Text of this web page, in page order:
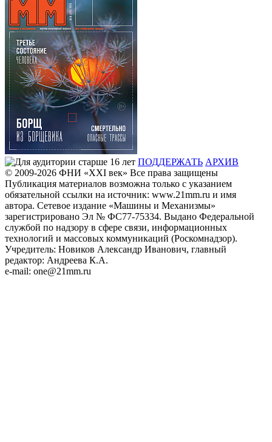
ПОДДЕРЖАТЬ АРХИВ
© 2009-2026 ФHИ «XXI век» Все права защищены
Публикация материалов возможна только с указанием
обязательной ссылки на источник: www.21mm.ru и имя
автора. Сетевое издание «Машины и Механизмы»
зарегистрировано Эл № ФС77-75334. Выдано Федеральной
службой по надзору в сфере связи, информационных
технологий и массовых коммуникаций (Роскомнадзор).
Учредитель: Новиков Александр Иванович, главный
редактор: Андреева К.А.
e-mail: one@21mm.ru